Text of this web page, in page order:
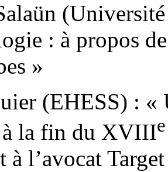
: à propos
»
(EHESS) : «
à la fin du XVIIIe
à l’avocat